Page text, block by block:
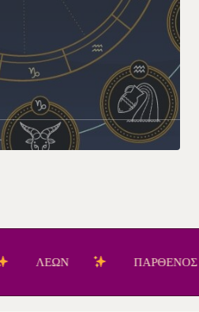
ΛΕΩΝ ΠΑΡΘΕΝΟΣ